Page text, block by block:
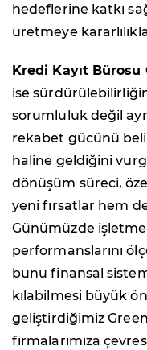
hedeflerine katkı
üretmeye
Kredi Kayıt Bürosu
ise
sorumluluk değil
rekabet gücünü
haline geldiğini
dönüşüm süreci,
yeni fırsatlar hem
Günümüzde
performanslarını
bunu finansal
kılabilmesi büyük
geliştirdiğimiz
firmalarımıza